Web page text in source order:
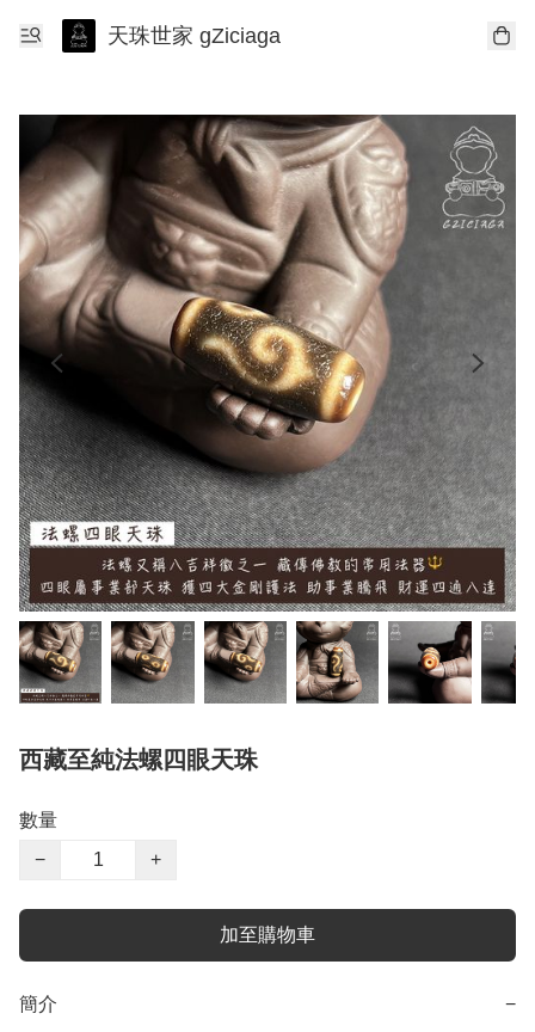
天珠世家 gZiciaga
西藏至純法螺四眼天珠
數量
−
+
加至購物車
簡介 −